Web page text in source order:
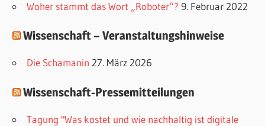
n
Woher stammt das Wort „Roboter“? 9. Februar 2022
Wissenschaft – Veranstaltungshinweise
Die Schamanin 27. März 2026
Wissenschaft-Pressemitteilungen
Tagung "Was kostet und wie nachhaltig ist digitale